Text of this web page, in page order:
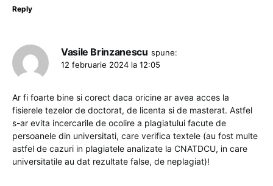
Reply
Vasile Brinzanescu spune:
12 februarie 2024 la 12:05
Ar fi foarte bine si corect daca oricine ar avea acces la
fisierele tezelor de doctorat, de licenta si de masterat. Astfel
s-ar evita incercarile de ocolire a plagiatului facute de
persoanele din universitati, care verifica textele (au fost multe
astfel de cazuri in plagiatele analizate la CNATDCU, in care
universitatile au dat rezultate false, de neplagiat)!